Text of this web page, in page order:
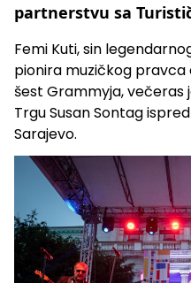
partnerstvu sa
Femi Kuti, sin
pionira muzičkog
šest Grammyja,
Trgu Susan Sontag
Sarajevo.